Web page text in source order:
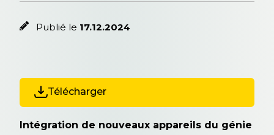
Publié le 17.12.2024
Télécharger
Intégration de nouveaux appareils du génie